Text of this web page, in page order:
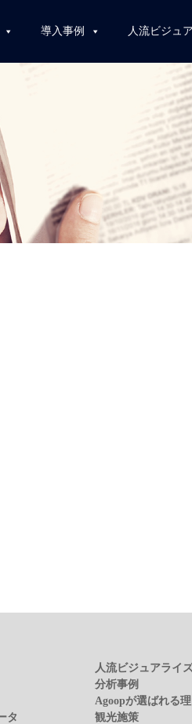
導入事例 人流ビジュ
タ
人流ビジュアライ
分析事例
Agoopが選ばれる
観光施策